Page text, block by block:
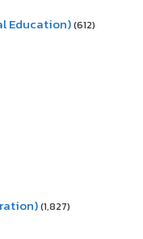
Education)(612)
(1,827)